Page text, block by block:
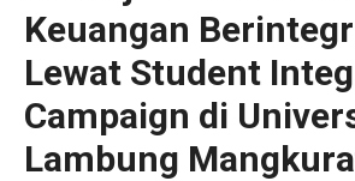
Keuangan
Lewat Student
Campaign di
Lambung